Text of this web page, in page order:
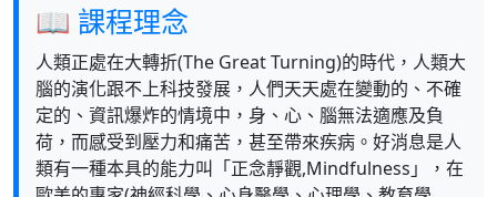
📖 課程理念
人類正處在大轉折(The Great Turning)的時代，人類大
腦的演化跟不上科技發展，人們天天處在變動的、不確
定的、資訊爆炸的情境中，身、心、腦無法適應及負
荷，而感受到壓力和痛苦，甚至帶來疾病。好消息是人
類有一種本具的能力叫「正念靜觀,Mindfulness」，在